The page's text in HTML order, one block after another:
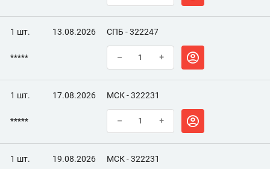
1 шт. 13.08.2026 СПБ - 322247
***** – +
1 шт. 17.08.2026 МСК - 322231
***** – +
1 шт. 19.08.2026 МСК - 322231